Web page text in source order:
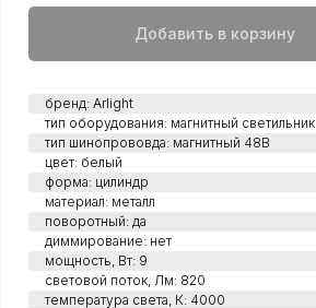
Добавить в корзину
бренд: Arlight
тип оборудования: магнитный светильник
тип шинопрововда: магнитный 48В
цвет: белый
форма: цилиндр
материал: металл
поворотный: да
диммирование: нет
мощность, Вт: 9
световой поток, Лм: 820
температура света, К: 4000